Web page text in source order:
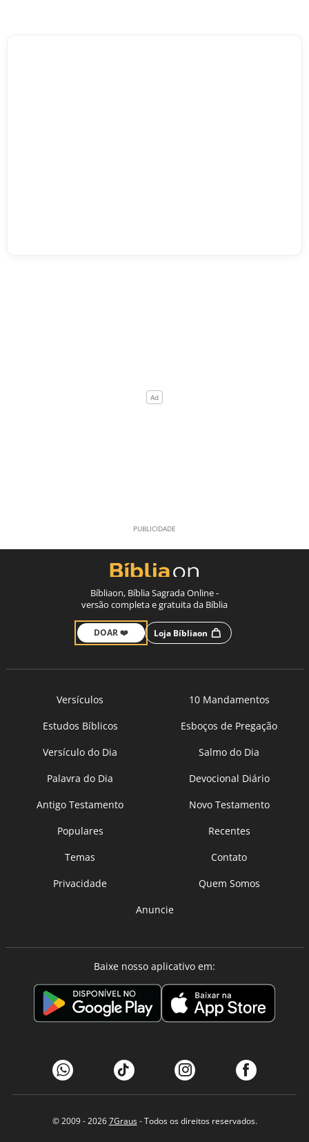
Bíbliaon, Bíblia Sagrada Online -
versão completa e gratuita da Bíblia
DOAR ❤️ Loja Bíbliaon
Versículos
10 Mandamentos
Estudos Bíblicos
Esboços de Pregação
Versículo do Dia
Salmo do Dia
Palavra do Dia
Devocional Diário
Antigo Testamento
Novo Testamento
Populares
Recentes
Temas
Contato
Privacidade
Quem Somos
Anuncie
Baixe nosso aplicativo em:
© 2009 - 20267Graus- Todos os direitos reservados.